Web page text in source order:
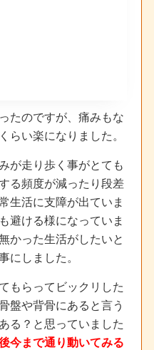
たのですが、痛みもな
らい楽になりました。
が走り歩く事がとても
る頻度が減ったり段差
生活に支障が出ていま
避ける様になっていま
かった生活がしたいと
にしました。
もらってビックリした
盤や背骨にあると言う
る？と思っていました
今まで通り動いてみる